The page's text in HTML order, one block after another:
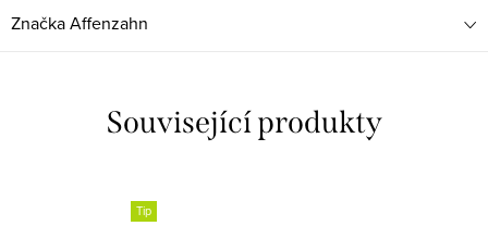
ZnačkaAffenzahn
Související produkty
Tip